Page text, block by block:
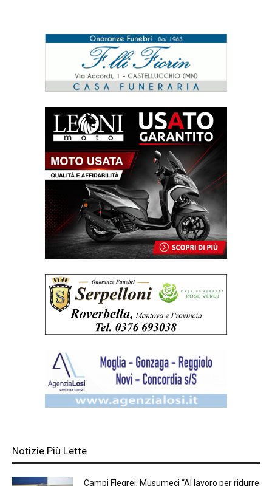
Notizie Più Lette
Campi Flegrei, Musumeci “Al lavoro per ridurre